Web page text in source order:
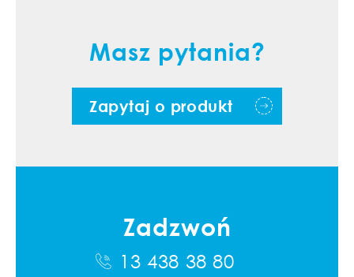
Masz pytania?
Zapytaj o produkt
Zadzwoń
13 438 38 80